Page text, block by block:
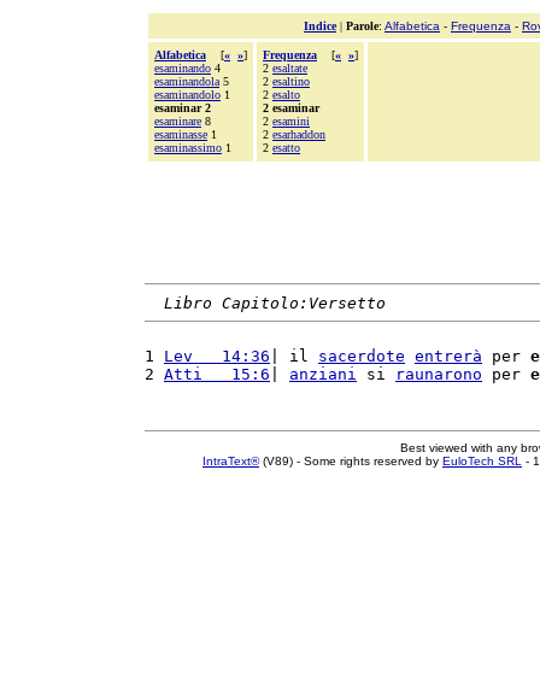
Indice| Parole: Alfabetica - Frequenza -
Alfabetica [« »]
esaminando 4
esaminandola 5
esaminandolo 1
esaminar 2
esaminare 8
esaminasse 1
esaminassimo 1
Frequenza [« »]
2 esaltate
2 esaltino
2 esalto
2 esaminar
2 esamini
2 esarhaddon
2 esatto
Libro Capitolo:Versetto
1 Lev   14:36 | il sacerdote entrerà per
2 Atti   15:6 anziani si raunarono per
Best viewed with any
IntraText®(V89) - Some rights reserved by EuloTech SRL -